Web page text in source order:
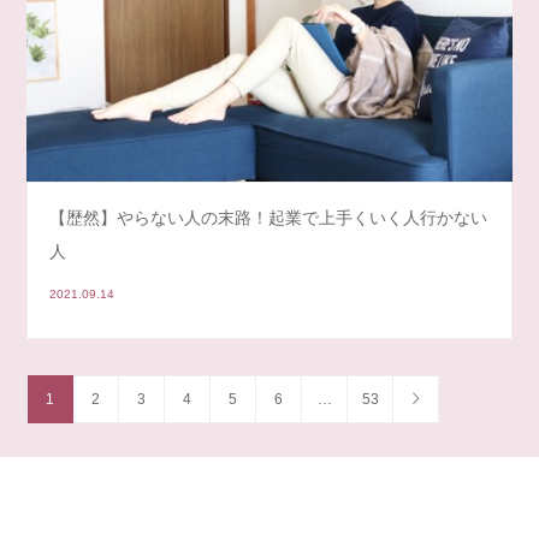
【歴然】やらない人の末路！起業で上手くいく人行かない
人
2021.09.14
1 2 3 4 5 6 53